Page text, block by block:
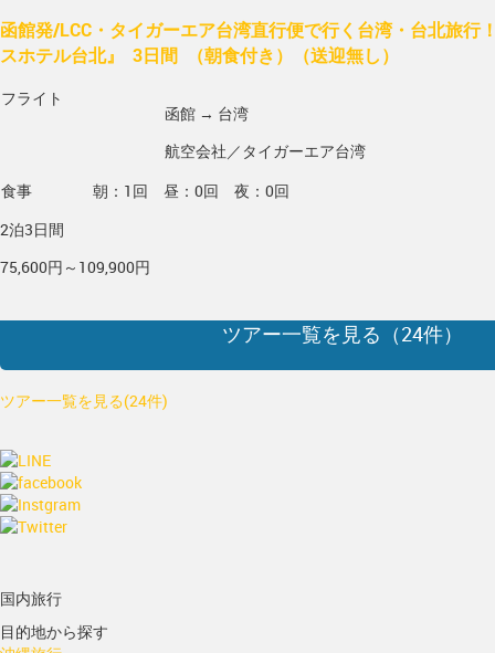
函館発/LCC・タイガーエア台湾直行便で行く台湾・台北旅行
スホテル台北』 3日間 （朝食付き）（送迎無し）
フライト
函館 → 台湾
航空会社／タイガーエア台湾
食事
朝：1回 昼：0回 夜：0回
2泊3日間
75,600円～109,900円
ツアー一覧を見る（24件）
ツアー一覧を見る(24件)
国内旅行
目的地から探す